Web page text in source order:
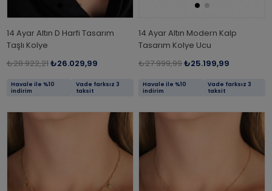
14 Ayar Altın D Harfi Tasarım
Taşlı Kolye
₺28.922,21₺26.029,99
Havale ile %10
indirim
Vade farksız 3
taksit
14 Ayar Altın Modern Kalp
Tasarım Kolye Ucu
₺27.999,99₺25.199,99
Havale ile %10
indirim
Vade farksız 3
taksit